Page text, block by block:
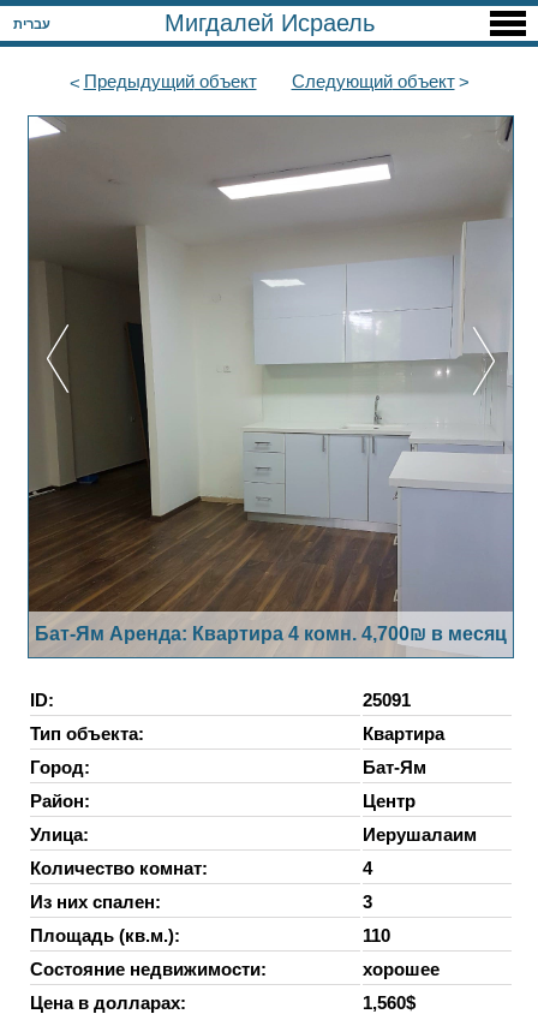
עברית Мигдалей Исраель
Предыдущийобъект Следующийобъект
Бат-Ям Аренда: Квартира 4 комн. 4,700₪ в месяц
ID:
25091
Тип объекта:
Квартира
Город:
Бат-Ям
Район:
Центр
Улица:
Иерушалаим
Количество комнат:
4
Из них спален:
3
Площадь (кв.м.):
110
Состояние недвижимости:
хорошее
Цена в долларах:
1,560$